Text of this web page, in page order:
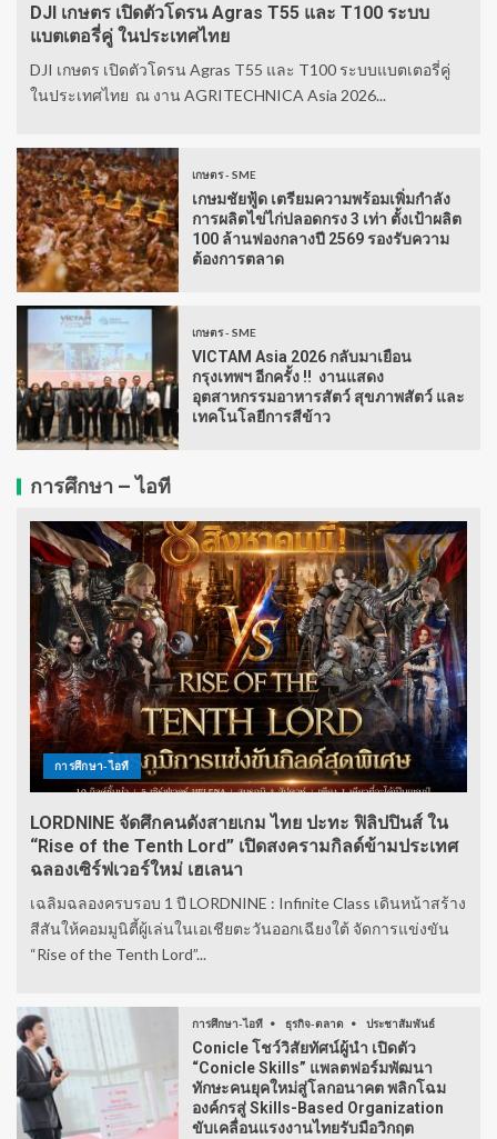
DJI เกษตร เปิดตัวโดรน Agras T55 และ T100 ระบบ
แบตเตอรี่คู่ ในประเทศไทย
DJI เกษตร เปิดตัวโดรน Agras T55 และ T100 ระบบแบตเตอรี่คู่
ในประเทศไทย ณ งาน AGRITECHNICA Asia 2026...
เกษตร - SME
เกษมชัยฟู้ด เตรียมความพร้อมเพิ่มกำลัง
การผลิตไข่ไก่ปลอดกรง 3 เท่า ตั้งเป้าผลิต
100 ล้านฟองกลางปี 2569 รองรับความ
ต้องการตลาด
เกษตร - SME
VICTAM Asia 2026 กลับมาเยือน
กรุงเทพฯ อีกครั้ง !! งานแสดง
อุตสาหกรรมอาหารสัตว์ สุขภาพสัตว์ และ
เทคโนโลยีการสีข้าว
การศึกษา – ไอที
การศึกษา-ไอที
LORDNINE จัดศึกคนดังสายเกม ไทย ปะทะ ฟิลิปปินส์ ใน
“Rise of the Tenth Lord” เปิดสงครามกิลด์ข้ามประเทศ
ฉลองเซิร์ฟเวอร์ใหม่ เฮเลนา
เฉลิมฉลองครบรอบ 1 ปี LORDNINE : Infinite Class เดินหน้าสร้าง
สีสันให้คอมมูนิตี้ผู้เล่นในเอเชียตะวันออกเฉียงใต้ จัดการแข่งขัน
“Rise of the Tenth Lord”...
การศึกษา-ไอที ธุรกิจ-ตลาด ประชาสัมพันธ์
Conicle โชว์วิสัยทัศน์ผู้นำ เปิดตัว
“Conicle Skills” แพลตฟอร์มพัฒนา
ทักษะคนยุคใหม่สู่โลกอนาคต พลิกโฉม
องค์กรสู่ Skills-Based Organization
ขับเคลื่อนแรงงานไทยรับมือวิกฤต